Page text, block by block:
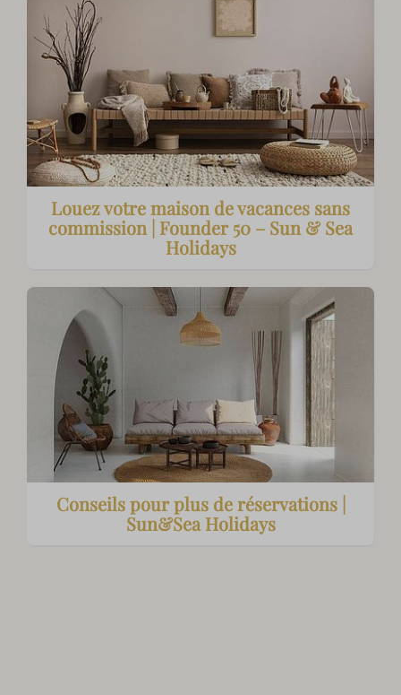
Louez votre maison de vacances sans
commission | Founder 50 – Sun & Sea
Holidays
Conseils pour plus de réservations |
Sun&Sea Holidays